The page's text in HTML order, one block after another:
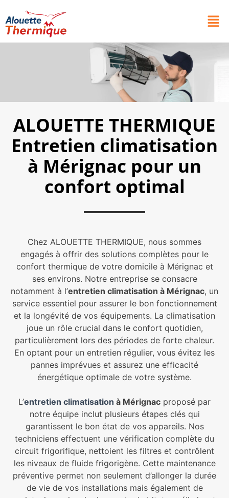
ALOUETTE THERMIQUE
Entretien climatisation
à Mérignac pour un
confort optimal
Chez ALOUETTE THERMIQUE, nous sommes
engagés à offrir des solutions complètes pour le
confort thermique de votre domicile à Mérignac et
ses environs. Notre entreprise se consacre
notamment à l’entretien climatisation à Mérignac, un
service essentiel pour assurer le bon fonctionnement
et la longévité de vos équipements. La climatisation
joue un rôle crucial dans le confort quotidien,
particulièrement lors des périodes de forte chaleur.
En optant pour un entretien régulier, vous évitez les
pannes imprévues et assurez une efficacité
énergétique optimale de votre système.
L’entretien climatisation à Mérignac proposé par
notre équipe inclut plusieurs étapes clés qui
garantissent le bon état de vos appareils. Nos
techniciens effectuent une vérification complète du
circuit frigorifique, nettoient les filtres et contrôlent
les niveaux de fluide frigorigène. Cette maintenance
préventive permet non seulement d’allonger la durée
de vie de vos installations mais également de